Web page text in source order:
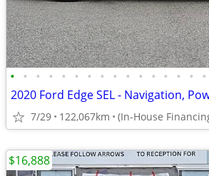
• • • • • • • • • • • • • • • •
7/29 122,067km
$16,888